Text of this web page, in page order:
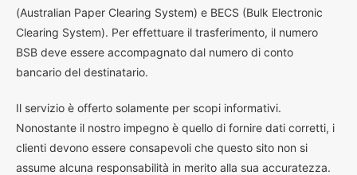
(Australian Paper Clearing System) e BECS (Bulk Electronic
Clearing System). Per effettuare il trasferimento, il numero
BSB deve essere accompagnato dal numero di conto
bancario del destinatario.
Il servizio è offerto solamente per scopi informativi.
Nonostante il nostro impegno è quello di fornire dati corretti, i
clienti devono essere consapevoli che questo sito non si
assume alcuna responsabilità in merito alla sua accuratezza.